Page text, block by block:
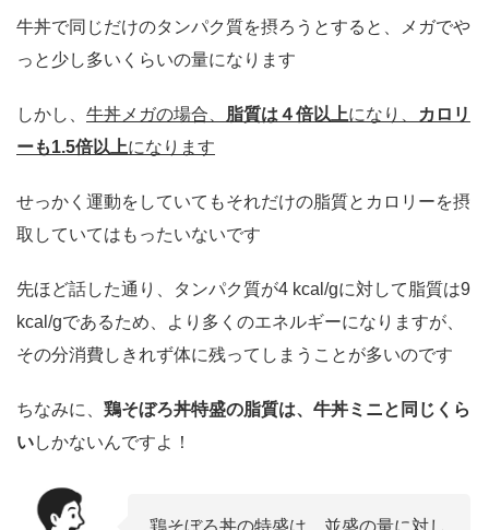
牛丼で同じだけのタンパク質を摂ろうとすると、メガでや
っと少し多いくらいの量になります
しかし、 牛丼メガの場合、 脂質は４倍以上になり、
カロリ
ーも1.5倍以上になります
せっかく運動をしていてもそれだけの脂質とカロリーを摂
取していてはもったいないです
先ほど話した通り、タンパク質が4 kcal/gに対して脂質は9
kcal/gであるため、より多くのエネルギーになりますが、
その分消費しきれず体に残ってしまうことが多いのです
ちなみに、 鶏そぼろ丼特盛の脂質は、牛丼ミニと同じくら
いしかないんですよ！